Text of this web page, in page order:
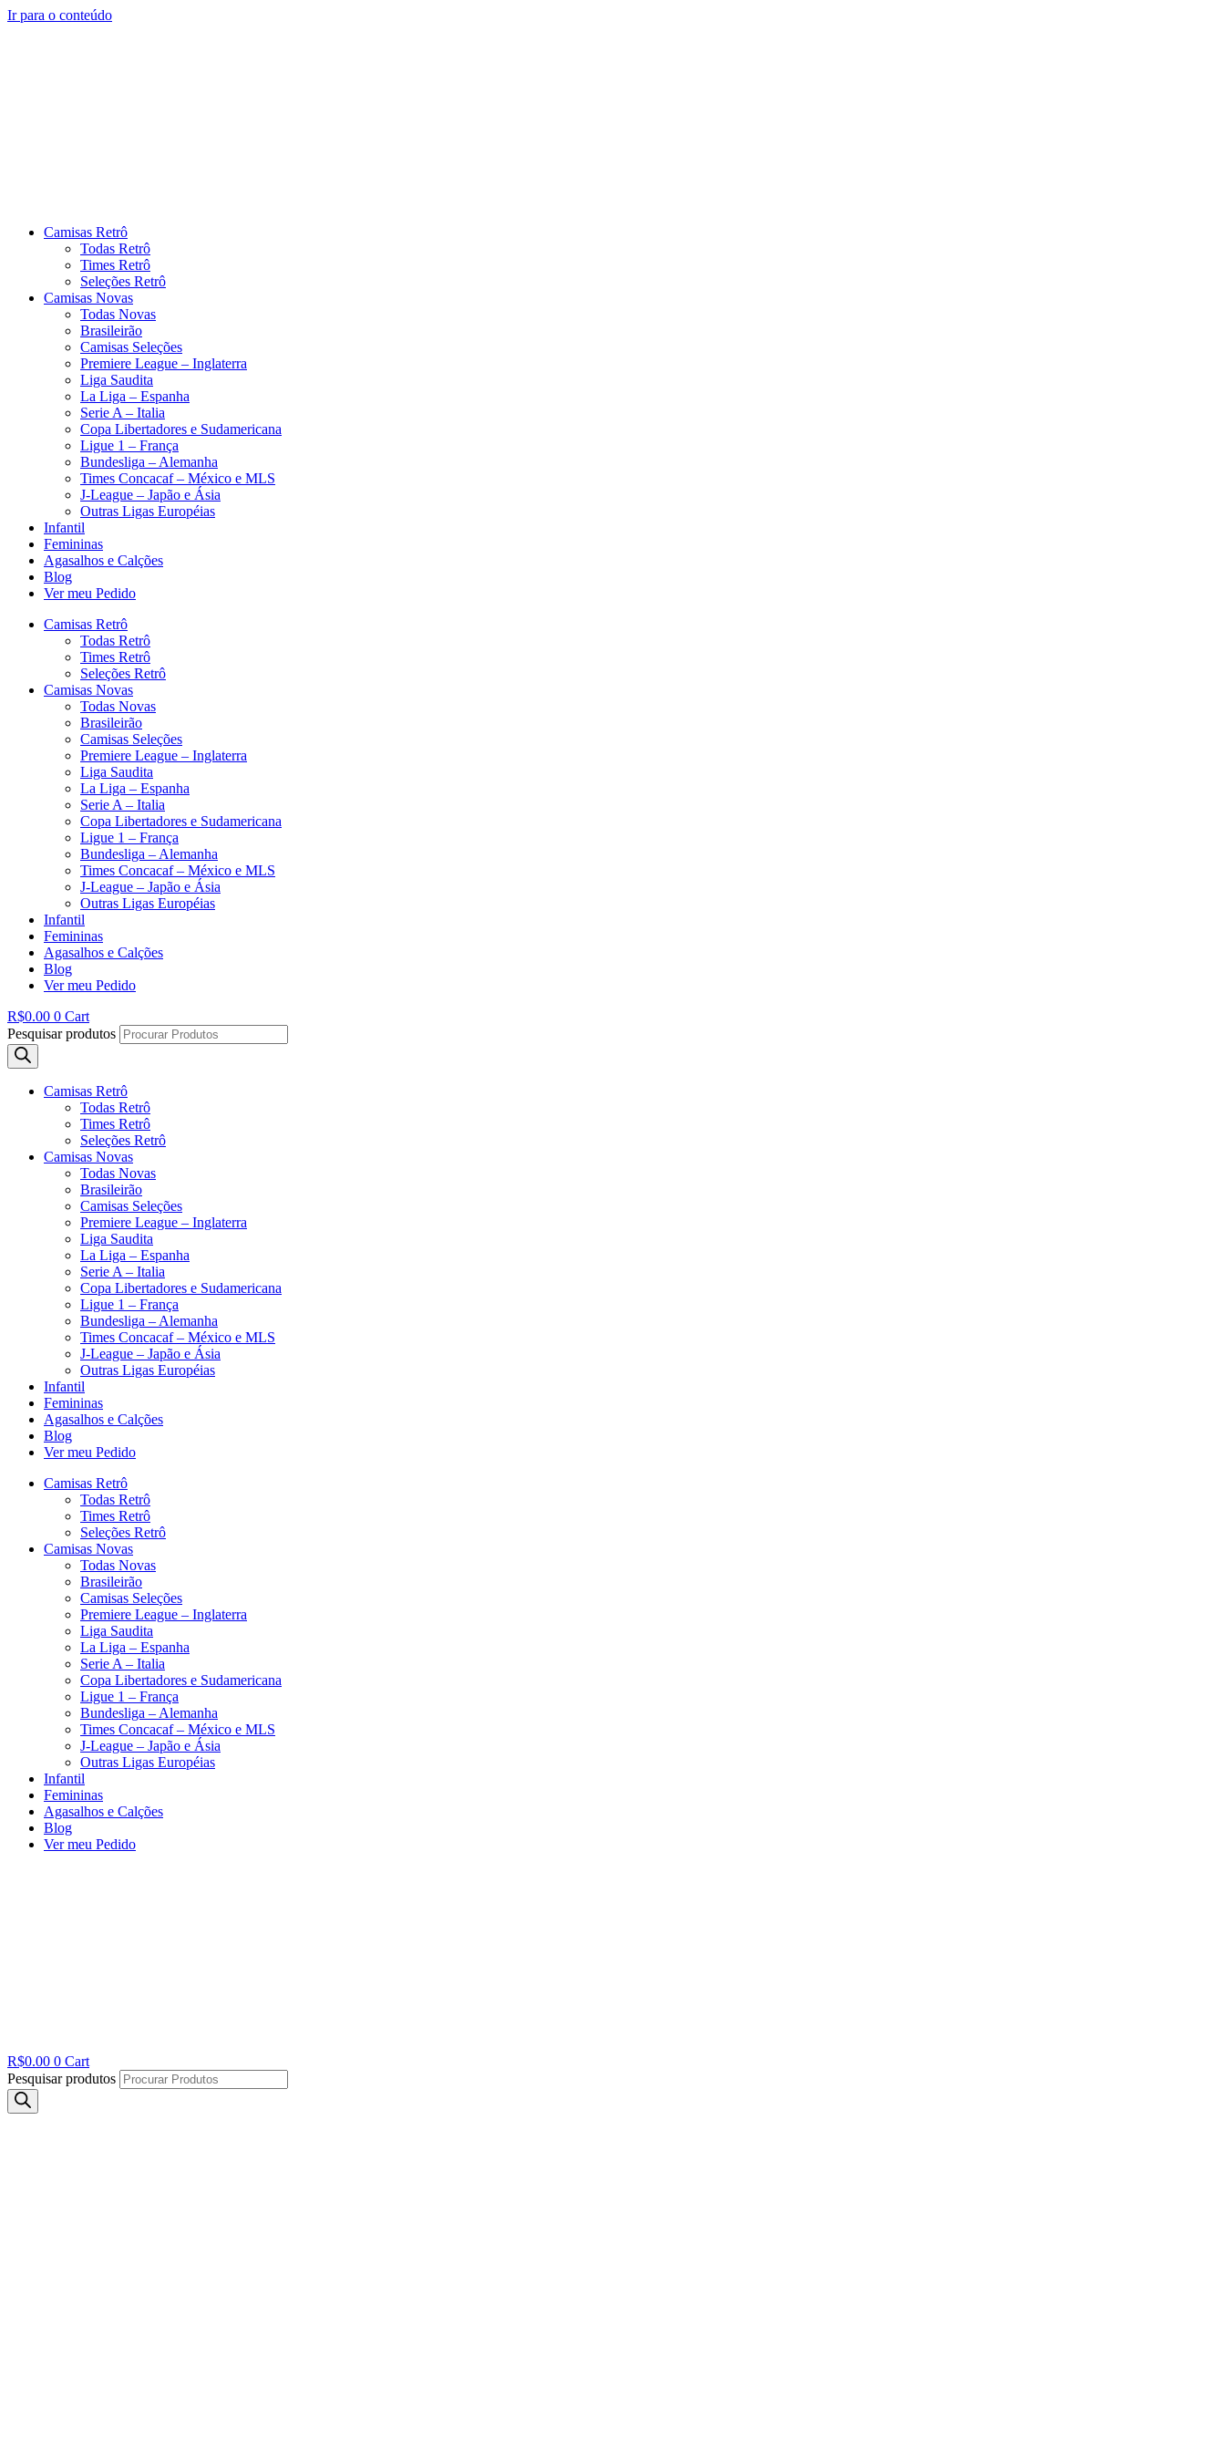
Ir para o conteúdo
Camisas Retrô
Todas Retrô
Times Retrô
Seleções Retrô
Camisas Novas
Todas Novas
Brasileirão
Camisas Seleções
Premiere League – Inglaterra
Liga Saudita
La Liga – Espanha
Serie A – Italia
Copa Libertadores e Sudamericana
Ligue 1 – França
Bundesliga – Alemanha
Times Concacaf – México e MLS
J-League – Japão e Ásia
Outras Ligas Européias
Infantil
Femininas
Agasalhos e Calções
Blog
Ver meu Pedido
Camisas Retrô
Todas Retrô
Times Retrô
Seleções Retrô
Camisas Novas
Todas Novas
Brasileirão
Camisas Seleções
Premiere League – Inglaterra
Liga Saudita
La Liga – Espanha
Serie A – Italia
Copa Libertadores e Sudamericana
Ligue 1 – França
Bundesliga – Alemanha
Times Concacaf – México e MLS
J-League – Japão e Ásia
Outras Ligas Européias
Infantil
Femininas
Agasalhos e Calções
Blog
Ver meu Pedido
R$0.00 0 Cart
Pesquisar produtos
Camisas Retrô
Todas Retrô
Times Retrô
Seleções Retrô
Camisas Novas
Todas Novas
Brasileirão
Camisas Seleções
Premiere League – Inglaterra
Liga Saudita
La Liga – Espanha
Serie A – Italia
Copa Libertadores e Sudamericana
Ligue 1 – França
Bundesliga – Alemanha
Times Concacaf – México e MLS
J-League – Japão e Ásia
Outras Ligas Européias
Infantil
Femininas
Agasalhos e Calções
Blog
Ver meu Pedido
Camisas Retrô
Todas Retrô
Times Retrô
Seleções Retrô
Camisas Novas
Todas Novas
Brasileirão
Camisas Seleções
Premiere League – Inglaterra
Liga Saudita
La Liga – Espanha
Serie A – Italia
Copa Libertadores e Sudamericana
Ligue 1 – França
Bundesliga – Alemanha
Times Concacaf – México e MLS
J-League – Japão e Ásia
Outras Ligas Européias
Infantil
Femininas
Agasalhos e Calções
Blog
Ver meu Pedido
R$0.00 0 Cart
Pesquisar produtos